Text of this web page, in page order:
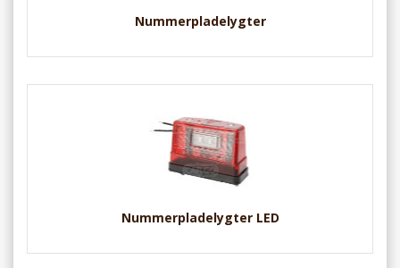
Nummerpladelygter
Nummerpladelygter LED